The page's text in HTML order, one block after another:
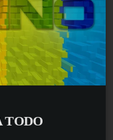
TODO